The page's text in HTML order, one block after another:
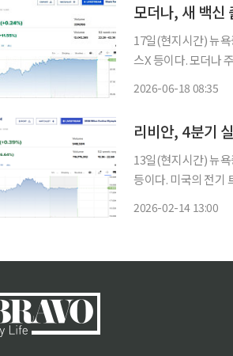
모더나, 새 백신
17일(현지시간) 뉴
스X 등이다. 모더나 주가는 전장보다 11.55% 급등한 주당 61.80달러로 장을 마쳤다. 미 식품
2026-06-18 08:35
13일(현지시간) 뉴
등이다. 미국의 전기 트럭 제조업체 리비안의 주가는 전장보다 26.64% 급등한 주당 17.73달
2026-02-14 13:00